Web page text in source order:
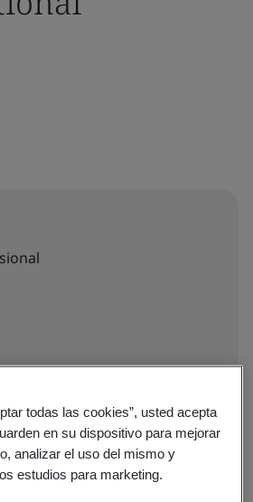
todas las cookies”, usted acepta
en su dispositivo para mejorar
analizar el uso del mismo y
estudios para marketing.